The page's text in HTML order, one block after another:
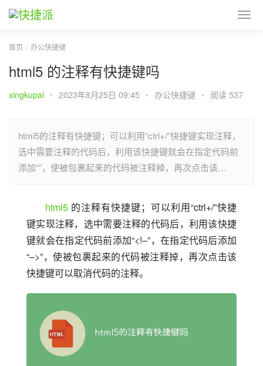
首页 办公快捷键
html5 的注释有快捷键吗
xingkupai • 2023年8月25日 09:45 • 办公快捷键 • 阅读 537
html5的注释有快捷键；可以利用“ctrl+/”快捷键实现注释，
选中需要注释的代码后，利用该快捷键就会在指定代码前
添加“”，使被包裹起来的代码被注释掉，再次点击该…
html5 的注释有快捷键；可以利用“ctrl+/”快捷
键实现注释，选中需要注释的代码后，利用该快捷
键就会在指定代码前添加“<!–”，在指定代码后添加
“–>”，使被包裹起来的代码被注释掉，再次点击该
快捷键可以取消代码的注释。